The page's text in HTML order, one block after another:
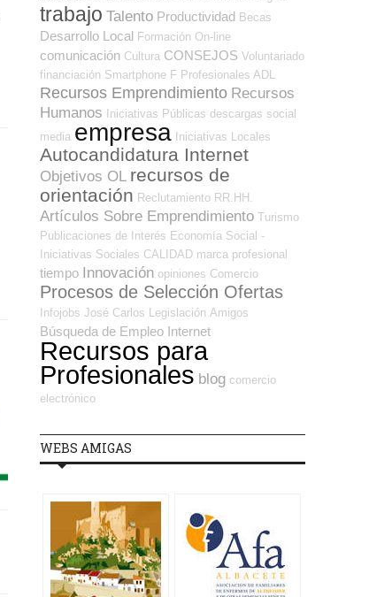
trabajo Talento Productividad Becas
Desarrollo Local Formación On-line
comunicación Cultura CONSEJOS Voluntariado
financiación Smartphone F Profesionales ADL
Recursos Emprendimiento Recursos
Humanos
Iniciativas Públicas descargas social
media empresa Iniciativas Locales
Autocandidatura Internet
Objetivos OL recursos de
orientación Reclutamiento RR.HH.
Artículos Sobre Emprendimiento Turismo
Publicaciones de Interés Economía Social -
Iniciativas Sociales CALIDAD marca profesional
tiempo Innovación opiniones Comercio
Procesos de Selección Ofertas
Infojobs José Carlos Legislación Amigos
Búsqueda de Empleo Internet
Recursos para
Profesionales blog comercio
electrónico
WEBS AMIGAS